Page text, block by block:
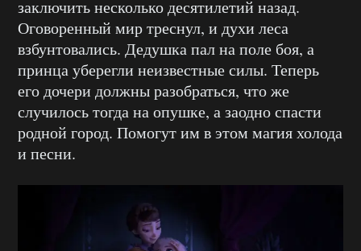
заключить несколько десятилетий назад.
Оговоренный мир треснул, и духи леса
взбунтовались. Дедушка пал на поле боя, а
принца уберегли неизвестные силы. Теперь
его дочери должны разобраться, что же
случилось тогда на опушке, а заодно спасти
родной город. Помогут им в этом магия холода
и песни.